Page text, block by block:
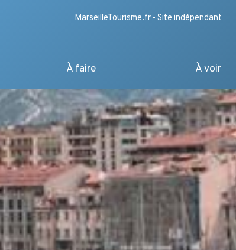
MarseilleTourisme.fr - Site indépendant
À faire À voir